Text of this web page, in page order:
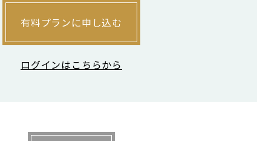
それぞれ異なるため、初回来店の際にカウンセリングを
じっくりヒヤリングしている。利用料金は、メインメ
万1000円。４Ｄ小顔矯正やドライヘッドスパなどのオ
有料プランに申し込む
ログインはこちらから